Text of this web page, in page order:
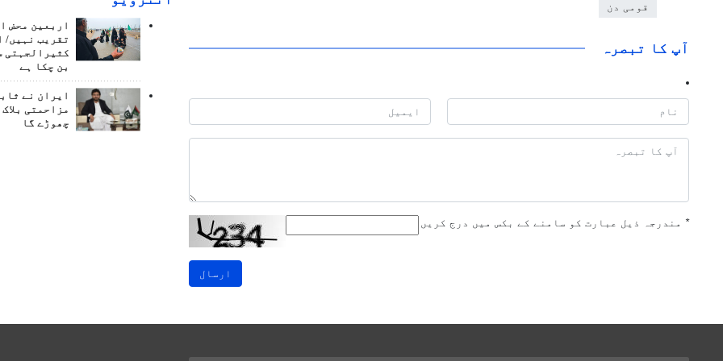
قومی دن
آپ کا تبصرہ
* مندرجہ ذیل عبارت کو سامنے کے بکس میں درج کریں
ارسال
اربعین محض
تقریب نہیں/
کثیرالجہتی
بن چکا ہے
ایران نے
مزاحمتی
چھوڑے گا